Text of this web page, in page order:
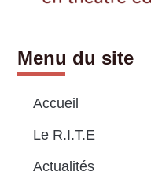
Menu du site
Accueil
Le R.I.T.E
Actualités